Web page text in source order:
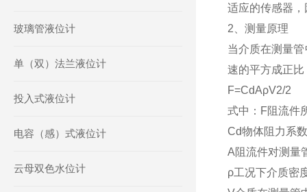
玻璃管液位计
单（双）法兰液位计
投入式液位计
电容（感）式液位计
云母双色水位计
适应的传感器
2、测量原理
当介质在测量
速的平方成正
F=CdAρV2/2
式中：F阻流件
Cd物体阻力系
A阻流件对测量
ρ工况下介质密